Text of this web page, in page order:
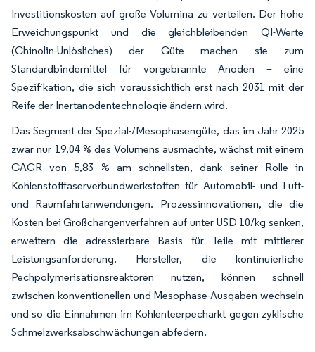
Investitionskosten auf große Volumina zu verteilen. Der hohe
Erweichungspunkt und die gleichbleibenden QI-Werte
(Chinolin-Unlösliches) der Güte machen sie zum
Standardbindemittel für vorgebrannte Anoden – eine
Spezifikation, die sich voraussichtlich erst nach 2031 mit der
Reife der Inertanodentechnologie ändern wird.
Das Segment der Spezial-/Mesophasengüte, das im Jahr 2025
zwar nur 19,04 % des Volumens ausmachte, wächst mit einem
CAGR von 5,83 % am schnellsten, dank seiner Rolle in
Kohlenstofffaserverbundwerkstoffen für Automobil- und Luft-
und Raumfahrtanwendungen. Prozessinnovationen, die die
Kosten bei Großchargenverfahren auf unter USD 10/kg senken,
erweitern die adressierbare Basis für Teile mit mittlerer
Leistungsanforderung. Hersteller, die kontinuierliche
Pechpolymerisationsreaktoren nutzen, können schnell
zwischen konventionellen und Mesophase-Ausgaben wechseln
und so die Einnahmen im Kohlenteerpecharkt gegen zyklische
Schmelzwerksabschwächungen abfedern.